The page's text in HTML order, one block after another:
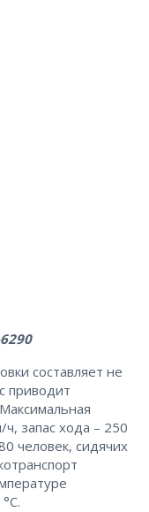
составляет не
приводит
запас хода – 250
человек, сидячих